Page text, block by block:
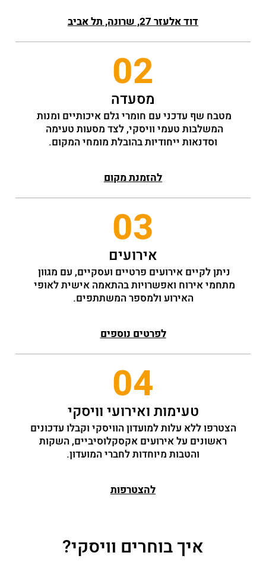
דוד אלעזר 27, שרונה, תל אביב
02
מסעדה
וסדנאות ייחודיות בהובלת מומחי המקום.
להזמנת מקום
03
אירועים
האירוע ולמספר המשתתפים.
לפרטים נוספים
04
טעימות ואירועי וויסקי
הצטרפו ללא עלות למועדון הוויסקי וקבלו עדכונים
ראשונים על אירועים אקסקלוסיביים, השקות
והטבות מיוחדות לחברי המועדון.
להצטרפות
איך בוחרים וויסקי?